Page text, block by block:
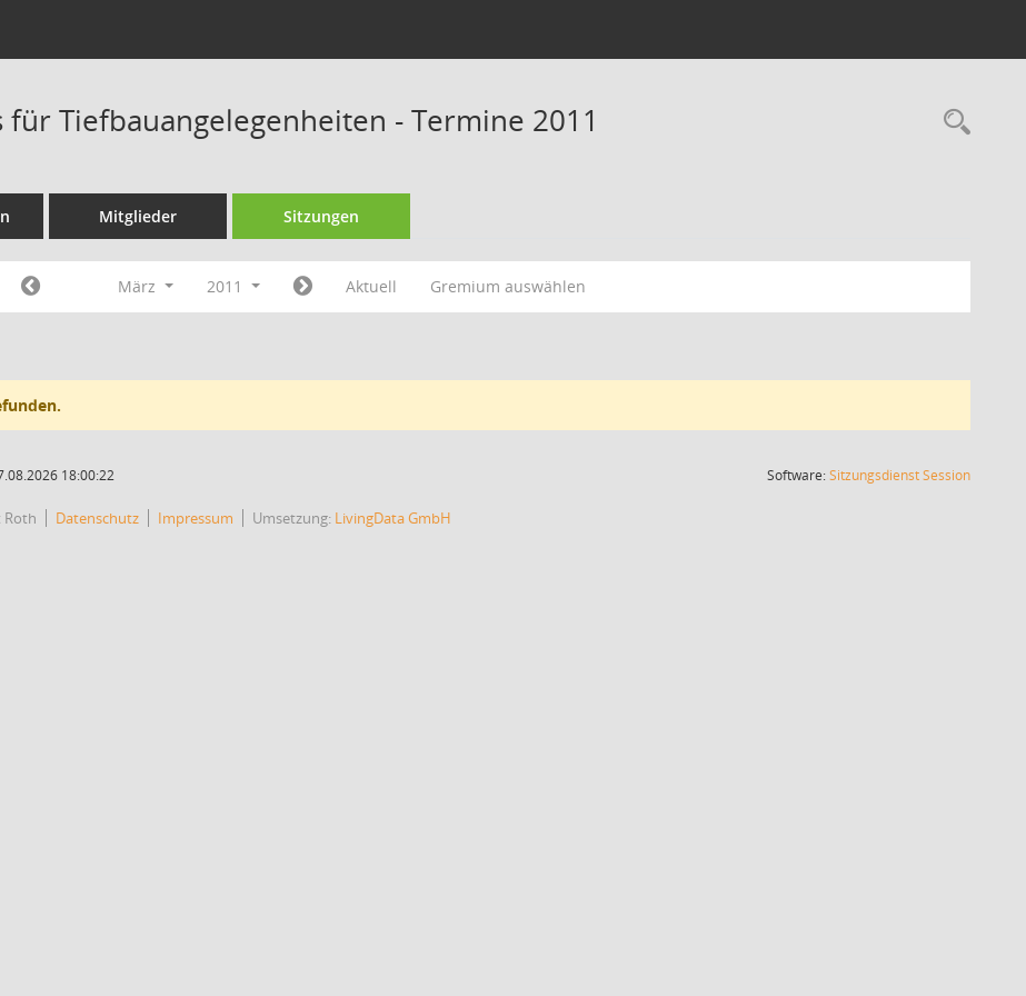
für Tiefbauangelegenheiten - Termine 2011
Mitglieder Sitzungen
März 2011 Aktuell Gremium auswählen
18:00:22 Software:SitzungsdienstSession(Wird in
Roth Datenschutz Impressum Umsetzung: LivingData GmbH